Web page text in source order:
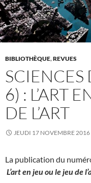
BIBLIOTHÈQUE,REVUES
SCIENCES
6) : L’ART
DE L’ART
JEUDI 17 NOVEMBRE 2016
La publication du
L’art en jeu ou le jeu de